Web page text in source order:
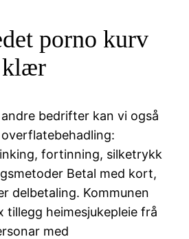
porno kurv
klær
bedrifter kan vi også
fortinning, silketrykk
Betal med kort,
delbetaling. Kommunen
tillegg heimesjukepleie frå
med